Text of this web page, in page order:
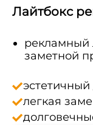
Лайтбокс
рекламный
заметной
легкая